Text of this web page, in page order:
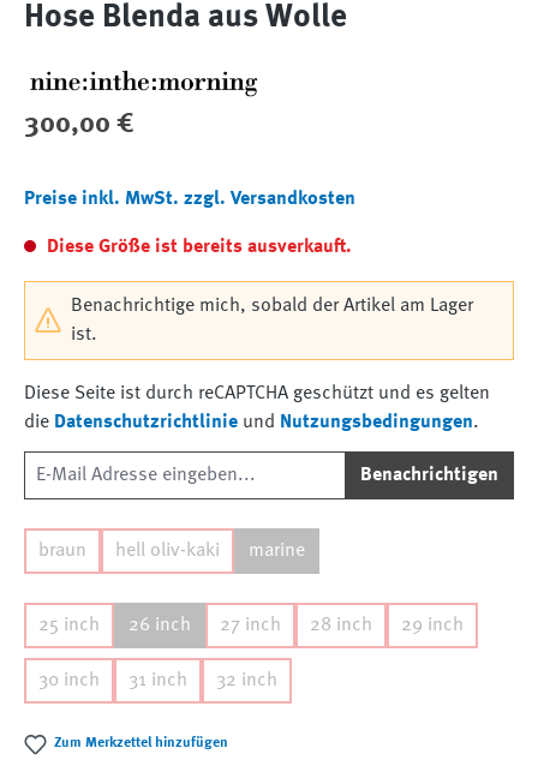
Hose Blenda aus Wolle
Regulärer Preis:
300,00 €
Preise inkl. MwSt. zzgl. Versandkosten
Diese Größe ist bereits ausverkauft.
Benachrichtige mich, sobald der Artikel am Lager
ist.
Diese Seite ist durch reCAPTCHA geschützt und es gelten
die Datenschutzrichtlinie und Nutzungsbedingungen.
Benachrichtigen
braun hell oliv-kaki marine
25 inch 26 inch 27 inch 28 inch 29 inch
30 inch 31 inch 32 inch
Zum Merkzettel hinzufügen